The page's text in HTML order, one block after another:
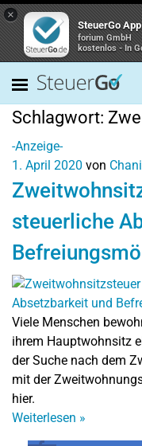
×
SteuerGo App
forium GmbH
kostenlos - In
Schlagwort:
-Anzeige-
1. April 2020 von
steuerliche
Viele Menschen
ihrem Hauptwohnsitz
der Suche nach dem
mit der
hier.
Weiterlesen »